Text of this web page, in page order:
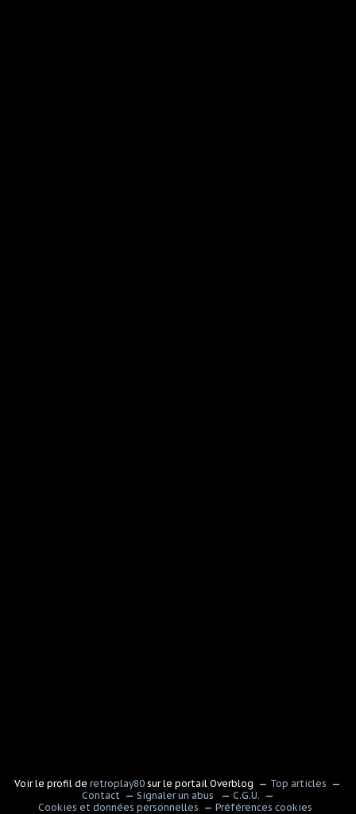
Voir le profil deretroplay80 sur le portail Overblog
Top articles
Contact
Signaler un abus
C.G.U.
Cookies et données personnelles
Préférences cookies